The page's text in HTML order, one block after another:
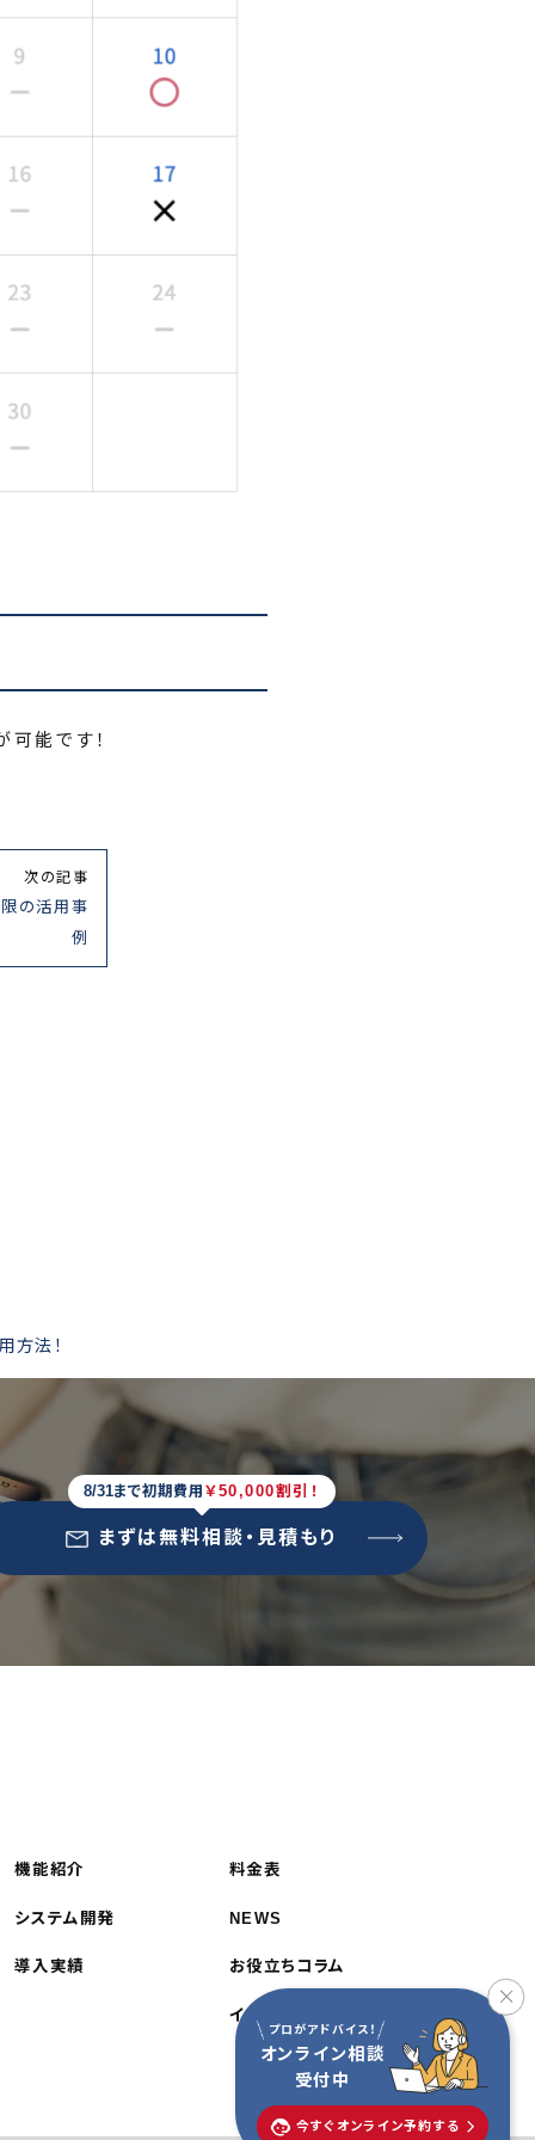
プロがアドバイス！
オンライン相談
受付中
今すぐオンライン予約する
能です！
次の記事
限の活用事
例
方法！
まずは無料相談・見積もり
8/31まで初期費用 ￥50,000割引！
機能紹介
システム開発
導入実績
料金表
NEWS
お役立ちコラム
イベント制作・運用代行